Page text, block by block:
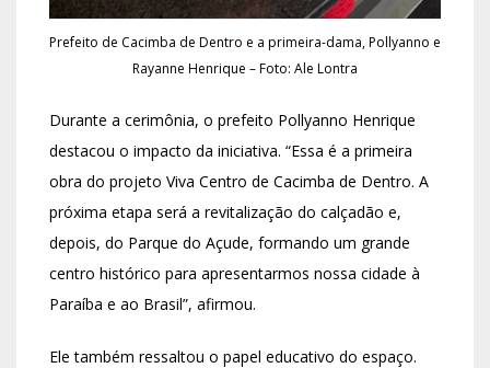
Prefeito de Cacimba de Dentro e a primeira-dama, Pollyanno e
Rayanne Henrique – Foto: Ale Lontra
Durante a cerimônia, o prefeito Pollyanno Henrique
destacou o impacto da iniciativa. “Essa é a primeira
obra do projeto Viva Centro de Cacimba de Dentro. A
próxima etapa será a revitalização do calçadão e,
depois, do Parque do Açude, formando um grande
centro histórico para apresentarmos nossa cidade à
Paraíba e ao Brasil”, afirmou.
Ele também ressaltou o papel educativo do espaço.